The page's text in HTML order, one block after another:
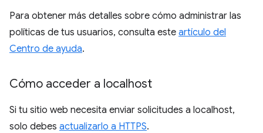
Para obtener más detalles sobre cómo administrar las
políticas de tus usuarios, consulta este artículo del
Centro de ayuda.
Cómo acceder a localhost
Si tu sitio web necesita enviar solicitudes a localhost,
solo debes actualizarlo a HTTPS.